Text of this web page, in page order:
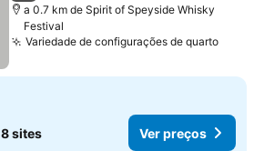
a 0.7 km de Spirit of Speyside Whisky
Festival
Variedade de configurações de quartoVer
8 sites Ver preços